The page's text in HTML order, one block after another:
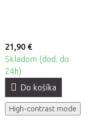
21,90 €
Skladom (dod. do
24h)
Do košíka
High-contrast mode